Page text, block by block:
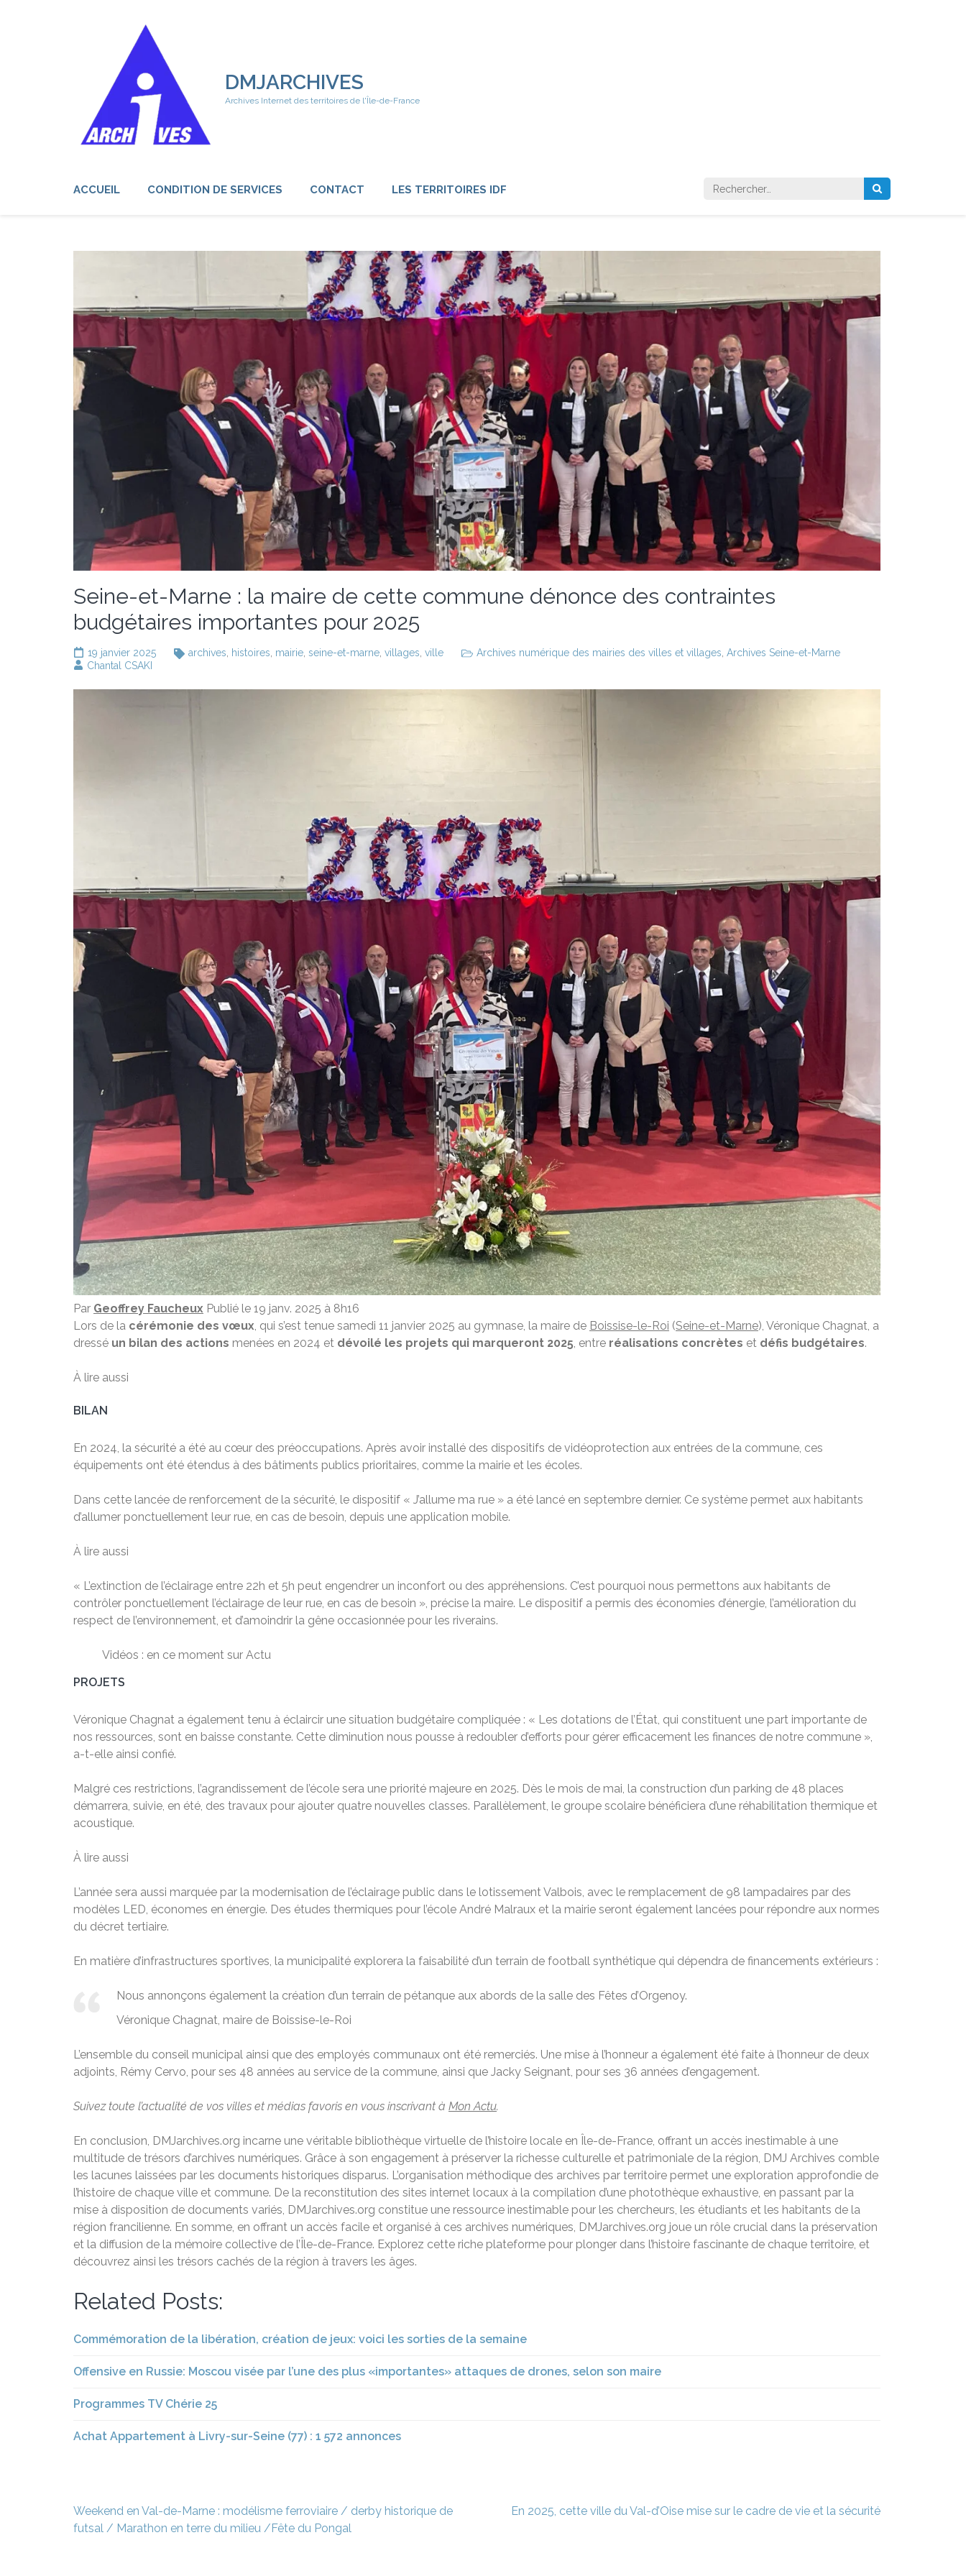
DMJARCHIVES
Archives Internet des territoires de l'Île-de-France
ACCUEIL CONDITION DE SERVICES CONTACT LES TERRITOIRES IDF Rechercher :
Seine-et-Marne : la maire de cette commune dénonce des contraintes
budgétaires importantes pour 2025
19 janvier 2025 archives, histoires, mairie, seine-et-marne, villages, ville Archives numérique des mairies des villes et villages, Archives Seine-et-Marne
Chantal CSAKI
Par Geoffrey Faucheux Publié le 19 janv. 2025 à 8h16
Lors de la cérémonie des vœux , qui s’est tenue samedi 11 janvier 2025 au gymnase, la maire de Boissise-le-Roi (Seine-et-Marne), Véronique Chagnat, a
dressé un bilan des actions menées en 2024 et dévoilé les projets qui marqueront 2025 , entre réalisations concrètes et défis budgétaires.
À lire aussi
BILAN
En 2024, la sécurité a été au cœur des préoccupations. Après avoir installé des dispositifs de vidéoprotection aux entrées de la commune, ces
équipements ont été étendus à des bâtiments publics prioritaires, comme la mairie et les écoles.
Dans cette lancée de renforcement de la sécurité, le dispositif « J’allume ma rue » a été lancé en septembre dernier. Ce système permet aux habitants
d’allumer ponctuellement leur rue, en cas de besoin, depuis une application mobile.
À lire aussi
« L’extinction de l’éclairage entre 22h et 5h peut engendrer un inconfort ou des appréhensions. C’est pourquoi nous permettons aux habitants de
contrôler ponctuellement l’éclairage de leur rue, en cas de besoin », précise la maire. Le dispositif a permis des économies d’énergie, l’amélioration du
respect de l’environnement, et d’amoindrir la gêne occasionnée pour les riverains.
Vidéos : en ce moment sur Actu
PROJETS
Véronique Chagnat a également tenu à éclaircir une situation budgétaire compliquée : « Les dotations de l’État, qui constituent une part importante de
nos ressources, sont en baisse constante. Cette diminution nous pousse à redoubler d’efforts pour gérer efficacement les finances de notre commune »,
a-t-elle ainsi confié.
Malgré ces restrictions, l’agrandissement de l’école sera une priorité majeure en 2025. Dès le mois de mai, la construction d’un parking de 48 places
démarrera, suivie, en été, des travaux pour ajouter quatre nouvelles classes. Parallèlement, le groupe scolaire bénéficiera d’une réhabilitation thermique et
acoustique.
À lire aussi
L’année sera aussi marquée par la modernisation de l’éclairage public dans le lotissement Valbois, avec le remplacement de 98 lampadaires par des
modèles LED, économes en énergie. Des études thermiques pour l’école André Malraux et la mairie seront également lancées pour répondre aux normes
du décret tertiaire.
En matière d’infrastructures sportives, la municipalité explorera la faisabilité d’un terrain de football synthétique qui dépendra de financements extérieurs :
Nous annonçons également la création d’un terrain de pétanque aux abords de la salle des Fêtes d’Orgenoy.
Véronique Chagnat, maire de Boissise-le-Roi
L’ensemble du conseil municipal ainsi que des employés communaux ont été remerciés. Une mise à l’honneur a également été faite à l’honneur de deux
adjoints, Rémy Cervo, pour ses 48 années au service de la commune, ainsi que Jacky Seignant, pour ses 36 années d’engagement.
Suivez toute l’actualité de vos villes et médias favoris en vous inscrivant à Mon Actu.
En conclusion, DMJarchives.org incarne une véritable bibliothèque virtuelle de l’histoire locale en Île-de-France, offrant un accès inestimable à une
multitude de trésors d’archives numériques. Grâce à son engagement à préserver la richesse culturelle et patrimoniale de la région, DMJ Archives comble
les lacunes laissées par les documents historiques disparus. L’organisation méthodique des archives par territoire permet une exploration approfondie de
l’histoire de chaque ville et commune. De la reconstitution des sites internet locaux à la compilation d’une photothèque exhaustive, en passant par la
mise à disposition de documents variés, DMJarchives.org constitue une ressource inestimable pour les chercheurs, les étudiants et les habitants de la
région francilienne. En somme, en offrant un accès facile et organisé à ces archives numériques, DMJarchives.org joue un rôle crucial dans la préservation
et la diffusion de la mémoire collective de l’Île-de-France. Explorez cette riche plateforme pour plonger dans l’histoire fascinante de chaque territoire, et
découvrez ainsi les trésors cachés de la région à travers les âges.
Related Posts:
Commémoration de la libération, création de jeux: voici les sorties de la semaine
Offensive en Russie: Moscou visée par l’une des plus «importantes» attaques de drones, selon son maire
Programmes TV Chérie 25
Achat Appartement à Livry-sur-Seine (77) : 1 572 annonces
Navigation
de
Weekend en Val-de-Marne : modélisme ferroviaire / derby historique de
futsal / Marathon en terre du milieu /Fête du Pongal
En 2025, cette ville du Val-d’Oise mise sur le cadre de vie et la sécurité